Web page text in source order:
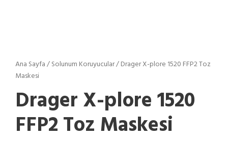
Ana Sayfa/Solunum Koruyucular/ Drager X-plore 1520 FFP2 Toz
Maskesi
Drager X-plore 1520
FFP2 Toz Maskesi